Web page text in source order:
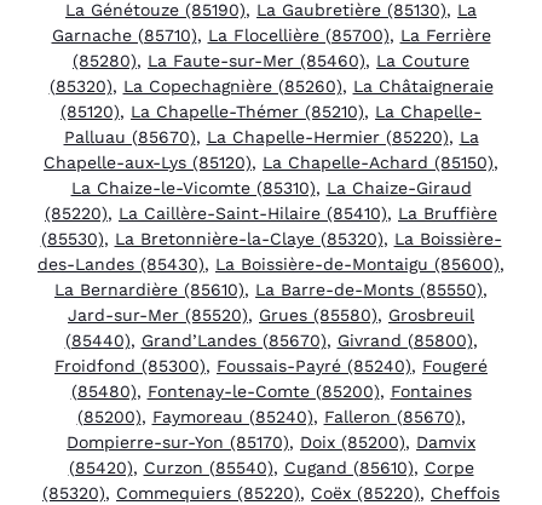
La Génétouze (85190), La Gaubretière (85130), La
Garnache (85710), La Flocellière (85700), La Ferrière
(85280), La Faute-sur-Mer (85460), La Couture
(85320), La Copechagnière (85260), La Châtaigneraie
(85120), La Chapelle-Thémer (85210), La Chapelle-
Palluau (85670), La Chapelle-Hermier (85220), La
Chapelle-aux-Lys (85120), La Chapelle-Achard (85150),
La Chaize-le-Vicomte (85310), La Chaize-Giraud
(85220), La Caillère-Saint-Hilaire (85410), La Bruffière
(85530), La Bretonnière-la-Claye (85320), La Boissière-
des-Landes (85430), La Boissière-de-Montaigu (85600),
La Bernardière (85610), La Barre-de-Monts (85550),
Jard-sur-Mer (85520), Grues (85580), Grosbreuil
(85440), Grand’Landes (85670), Givrand (85800),
Froidfond (85300), Foussais-Payré (85240), Fougeré
(85480), Fontenay-le-Comte (85200), Fontaines
(85200), Faymoreau (85240), Falleron (85670),
Dompierre-sur-Yon (85170), Doix (85200), Damvix
(85420), Curzon (85540), Cugand (85610), Corpe
(85320), Commequiers (85220), Coëx (85220), Cheffois